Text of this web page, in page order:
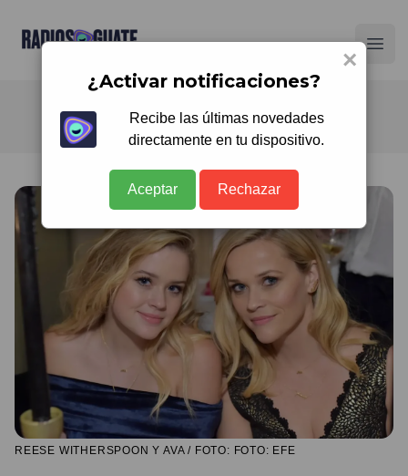
Radios Guate
REESE WITHERSPOON Y AVA / FOTO: FOTO: EFE
×
¿Activar notificaciones?
Recibe las últimas novedades
directamente en tu dispositivo.
Aceptar Rechazar